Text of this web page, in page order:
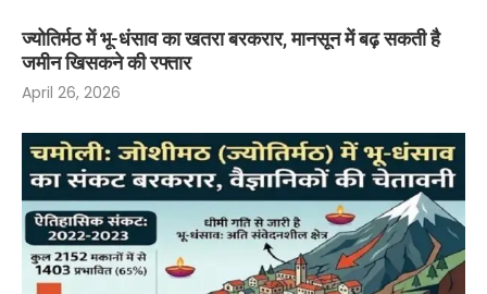
ज्योतिर्मठ में भू-धंसाव का खतरा बरकरार, मानसून में बढ़ सकती है
जमीन खिसकने की रफ्तार
April 26, 2026